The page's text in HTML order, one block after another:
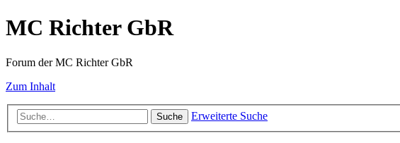
MC Richter GbR
Forum der MC Richter GbR
Zum Inhalt
Suche Erweiterte Suche